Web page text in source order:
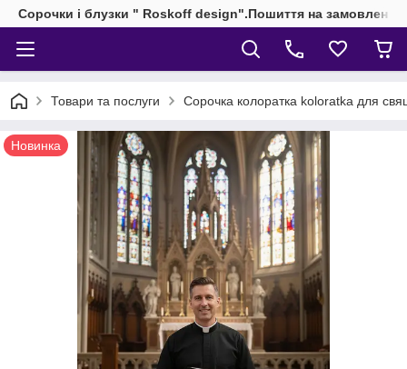
Сорочки і блузки " Roskoff design".Пошиття на замовлення
Товари та послуги Сорочка колоратка koloratka для
Новинка